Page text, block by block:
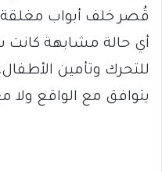
قُصر خلف أبواب مغلقة
أي حالة مشابهة
للتحرك وتأمين
يتوافق مع الواقع ولا